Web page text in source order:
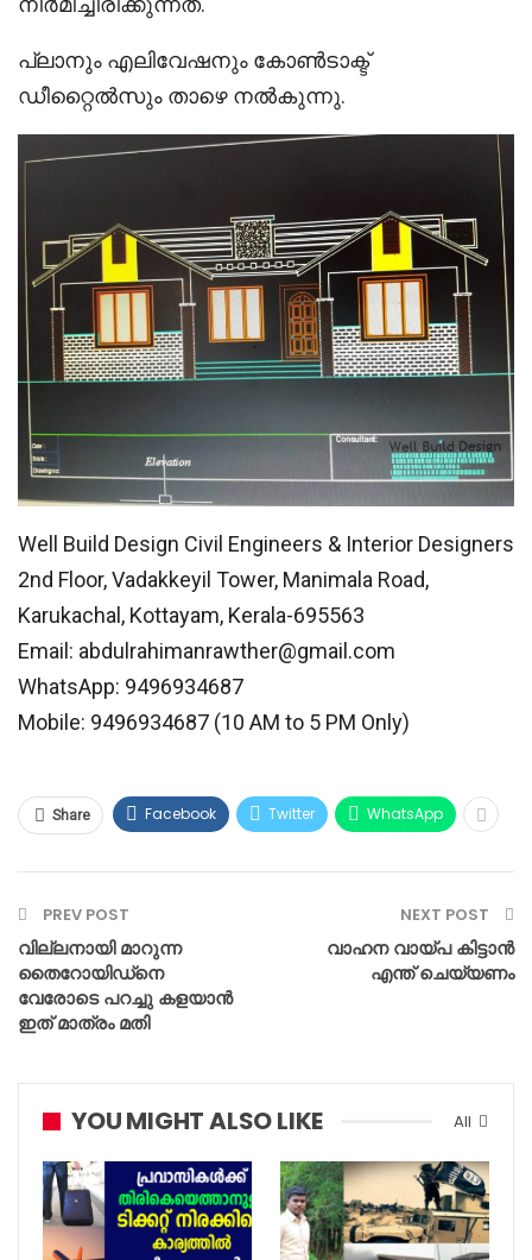
പ്ലാനും എലിവേഷനും കോൺടാക്ട്
ഡീറ്റൈൽസും താഴെ നൽകുന്നു.
Well Build Design Civil Engineers & Interior Designers
2nd Floor, Vadakkeyil Tower, Manimala Road,
Karukachal, Kottayam, Kerala-695563
Email: abdulrahimanrawther@gmail.com
WhatsApp: 9496934687
Mobile: 9496934687 (10 AM to 5 PM Only)
Share Facebook Twitter WhatsApp
PREV POST
വില്ലനായി മാറുന്ന
തൈറോയിഡ്നെ
വേരോടെ പറച്ചു കളയാന്‍
ഇത് മാത്രം മതി
NEXT POST
വാഹന വായ്‌പ കിട്ടാൻ
എന്ത് ചെയ്യണം
All
YOU MIGHT ALSO LIKE